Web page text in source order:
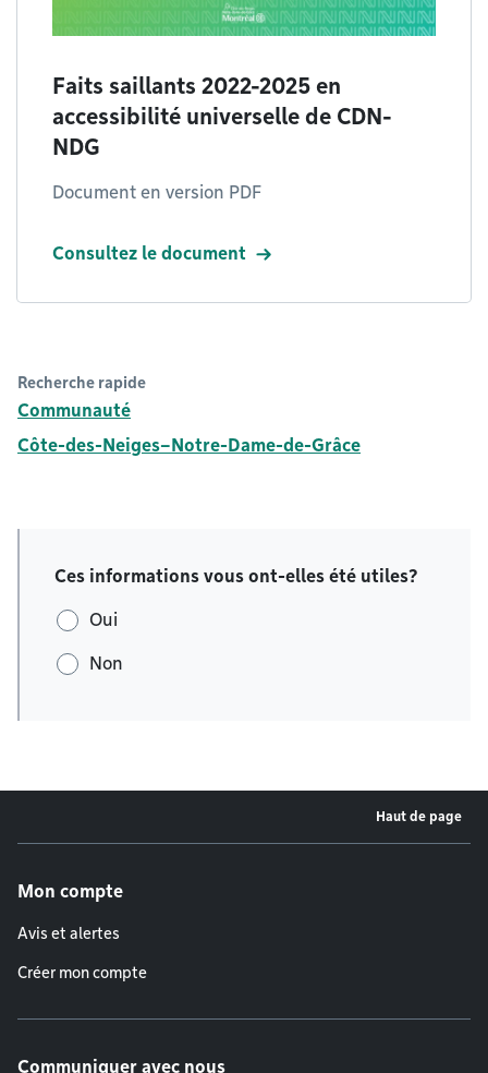
Faits saillants 2022-2025 en
accessibilité universelle de CDN-
NDG
Document en version PDF
Consultez le document
Recherche rapide
Communauté
Côte-des-Neiges–Notre-Dame-de-Grâce
Ces informations vous ont-elles été utiles?
Oui
Non
Haut de page
Mon compte
Avis et alertes
Créer mon compte
Communiquer avec nous